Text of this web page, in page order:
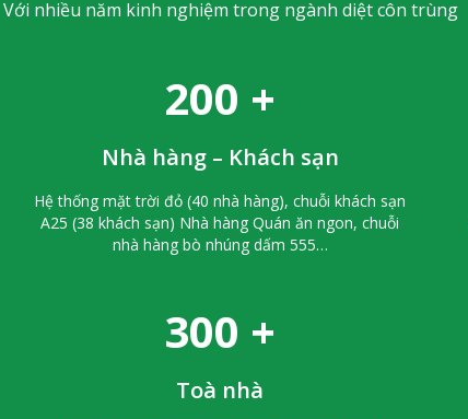
Với nhiều năm kinh nghiệm trong ngành diệt côn trùng
200 +
Nhà hàng – Khách sạn
Hệ thống mặt trời đỏ (40 nhà hàng), chuỗi khách sạn
A25 (38 khách sạn) Nhà hàng Quán ăn ngon, chuỗi
nhà hàng bò nhúng dấm 555…
300 +
Toà nhà